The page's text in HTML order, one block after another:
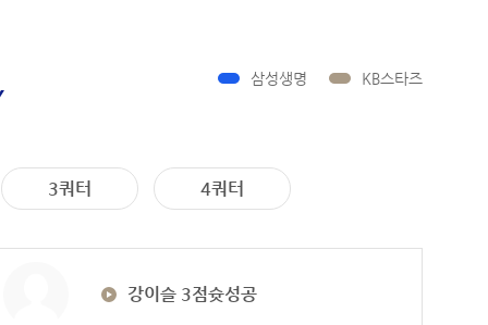
삼성생명 KB스타즈
3쿼터 4쿼터
강이슬 3점슛성공